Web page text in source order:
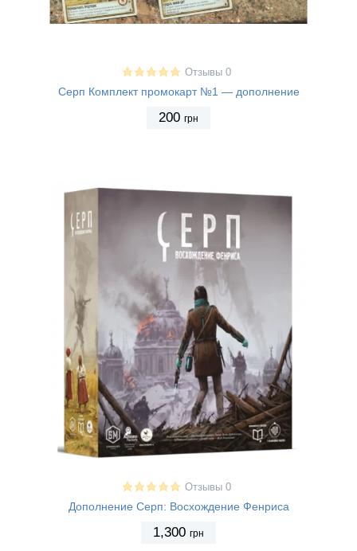
Отзывы 0
Серп Комплект промокарт №1 — дополнение
200 грн
Отзывы 0
Дополнение Серп: Восхождение Фенриса
1,300 грн